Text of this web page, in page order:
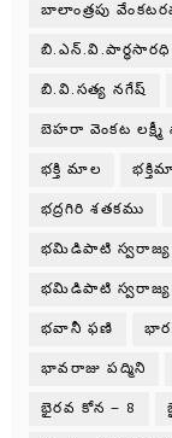
బాలాంత్రపు
బి.ఎన్.వి.పార్ధసారధి
బి.వి.సత్య నగేష్
బెహరా వెంకట
భక్తి మాల
భద్రగిరి శతకము
భమిడిపాటి
భమిడిపాటి
భవానీ ఫణి
భావరాజు పద్మిని
భైరవ కోన – 8